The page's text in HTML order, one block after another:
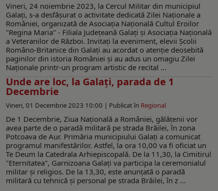
Vineri, 24 noiembrie 2023, la Cercul Militar din municipiul
Galați, s-a desfăşurat o activitate dedicată Zilei Naționale a
României, organizată de Asociația Națională Cultul Eroilor
"Regina Maria" - Filiala Judeţeană Galaţi și Asociația Națională
a Veteranilor de Război. Invitaţi la eveniment, elevii Școlii
Româno-Britanice din Galaţi au acordat o atenție deosebită
paginilor din istoria României şi au adus un omagiu Zilei
Naţionale printr-un program artistic de recital ...
Unde are loc, la Galați, parada de 1
Decembrie
Vineri, 01 Decembrie 2023 10:00 | Publicat în Regional
De 1 Decembrie, Ziua Națională a României, gălățenii vor
avea parte de o paradă militară pe strada Brăilei, în zona
Potcoava de Aur. Primăria municipiului Galați a comunicat
programul manifestărilor. Astfel, la ora 10,00 va fi oficiat un
Te Deum la Catedrala Arhiepiscopală. De la 11,30, la Cimitirul
"Eternitatea", Garnizoana Galați va participa la ceremonialul
militar și religios. De la 13,30, este anunțată o paradă
militară cu tehnică și personal pe strada Brăilei, în z ...